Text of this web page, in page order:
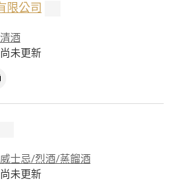
限公司
清酒
未更新
威士忌/烈酒/蒸餾酒
未更新